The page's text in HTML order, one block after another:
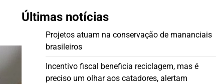
Últimas notícias
Projetos atuam na conservação de mananciais
brasileiros
Incentivo fiscal beneficia reciclagem, mas é
preciso um olhar aos catadores, alertam